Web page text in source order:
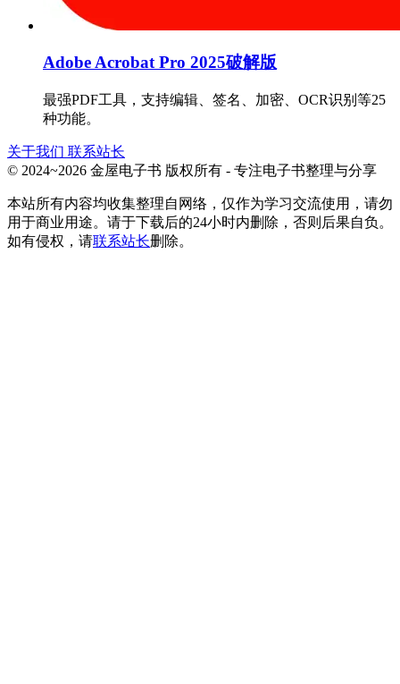
Adobe Acrobat Pro 2025破解版
最强PDF工具，支持编辑、签名、加密、OCR识别等25
种功能。
关于我们 联系站长
© 2024~2026 金屋电子书 版权所有 - 专注电子书整理与分享
本站所有内容均收集整理自网络，仅作为学习交流使用，请勿
用于商业用途。请于下载后的24小时内删除，否则后果自负。
如有侵权，请联系站长删除。